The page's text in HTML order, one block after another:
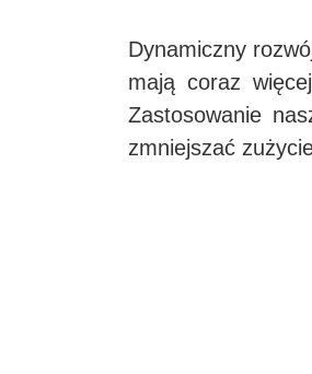
Dynamiczny
mają coraz
Zastosowanie
zmniejszać